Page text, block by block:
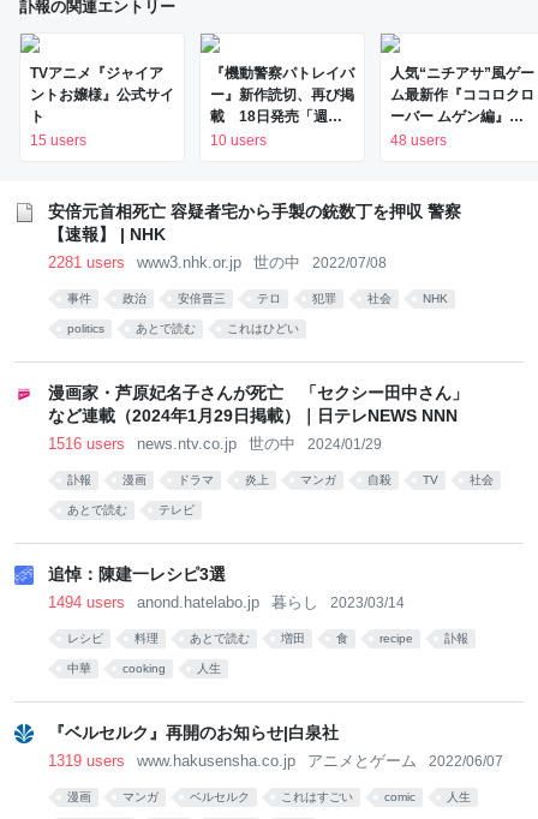
訃報の関連エントリー
TVアニメ『ジャイア
ントお嬢様』公式サイ
ト
15 users
『機動警察パトレイバ
ー』新作読切、再び掲
載 18日発売「週刊
スピリッツ」特集で第
10 users
人気“ニチアサ”風ゲー
ム最新作『ココロクロ
ーバー ムゲン編』発
表。ローグライトな新
「プリキュア」シリー
ズなどで知られる高取
48 users
安倍元首相死亡 容疑者宅から手製の銃数丁を押収 警察
【速報】 | NHK
2281 users www3.nhk.or.jp 世の中 2022/07/08
事件 政治 安倍晋三 テロ 犯罪 社会 NHK
politics あとで読む これはひどい
漫画家・芦原妃名子さんが死亡 「セクシー田中さん」
など連載（2024年1月29日掲載）｜日テレNEWS NNN
1516 users news.ntv.co.jp 世の中 2024/01/29
訃報 漫画 ドラマ 炎上 マンガ 自殺 TV 社会
あとで読む テレビ
追悼：陳建一レシピ3選
1494 users anond.hatelabo.jp 暮らし 2023/03/14
レシピ 料理 あとで読む 増田 食 recipe 訃報
中華 cooking 人生
『ベルセルク』再開のお知らせ|白泉社
1319 users www.hakusensha.co.jp アニメとゲーム 2022/06/07
漫画 マンガ ベルセルク これはすごい comic 人生